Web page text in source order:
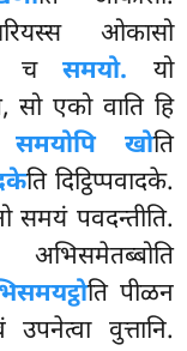
ओकासो
चसमयो. यो
सो एको वाति हि
समयोपि खोति
ति दिट्ठिप्पवादके.
समयं पवदन्तीति.
ति पीळन
वुत्तानि.